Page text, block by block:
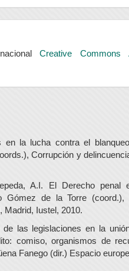
Creative Commons
en la lucha contra el
Corrupción y
A.I. El Derecho penal
Gómez de la Torre (coord.),
Madrid, Iustel, 2010.
las legislaciones en la
comiso, organismos de
Fanego (dir.) Espacio